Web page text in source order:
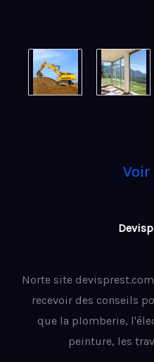
Norte site
recevoir des conseils
que la plomberie,
peinture, les